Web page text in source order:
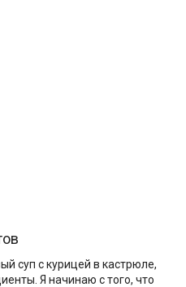
суп с курицей в кастрюле,
Я начинаю с того, что